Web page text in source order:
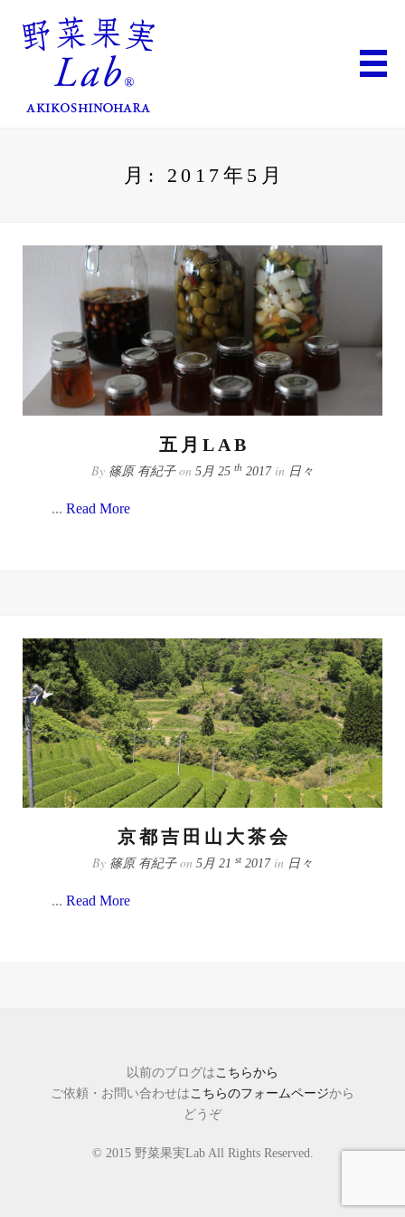
月: 2017年5月
五月LAB
By 篠原 有紀子on 5月 25 th 2017in 日々
... Read More
京都吉田山大茶会
By 篠原 有紀子on 5月 21 st 2017in 日々
... Read More
以前のブログはこちらから
ご依頼・お問い合わせはこちらのフォームページから
どうぞ
© 2015 野菜果実Lab All Rights Reserved.